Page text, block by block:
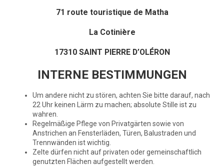
71 route touristique de Matha
La Cotinière
17310 SAINT PIERRE D’OLÉRON
INTERNE BESTIMMUNGEN
Um andere nicht zu stören, achten Sie bitte darauf, nach
22 Uhr keinen Lärm zu machen; absolute Stille ist zu
wahren.
Regelmäßige Pflege von Privatgärten sowie von
Anstrichen an Fensterläden, Türen, Balustraden und
Trennwänden ist wichtig.
Zelte dürfen nicht auf privaten oder gemeinschaftlich
genutzten Flächen aufgestellt werden.